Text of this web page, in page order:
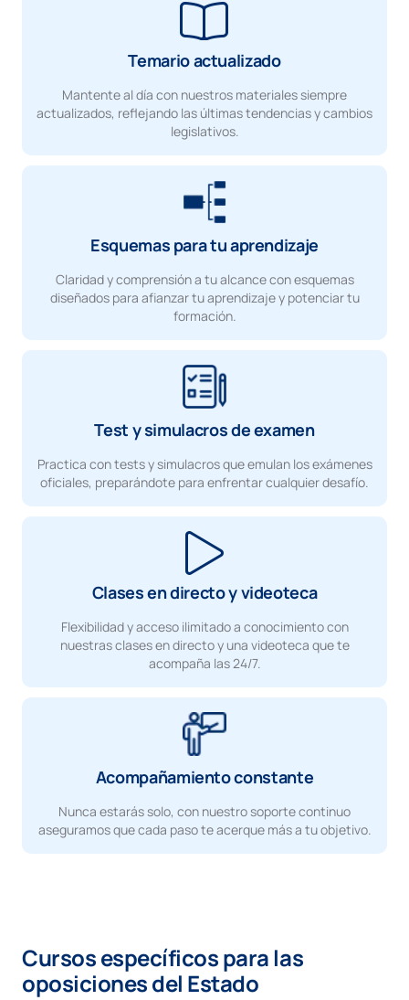
Temario actualizado
Mantente al día con nuestros materiales siempre
actualizados, reflejando las últimas tendencias y cambios
legislativos.
Esquemas para tu aprendizaje
Claridad y comprensión a tu alcance con esquemas
diseñados para afianzar tu aprendizaje y potenciar tu
formación.
Test y simulacros de examen
Practica con tests y simulacros que emulan los exámenes
oficiales, preparándote para enfrentar cualquier desafío.
Clases en directo y videoteca
Flexibilidad y acceso ilimitado a conocimiento con
nuestras clases en directo y una videoteca que te
acompaña las 24/7.
Acompañamiento constante
Nunca estarás solo, con nuestro soporte continuo
aseguramos que cada paso te acerque más a tu objetivo.
Cursos específicos para las
oposiciones del Estado